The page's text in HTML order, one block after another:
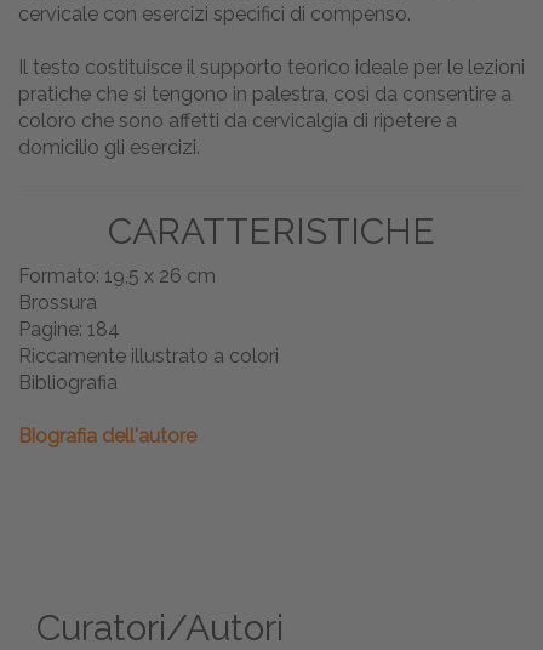
cervicale con esercizi specifici di compenso.
Il testo costituisce il supporto teorico ideale per le lezioni
pratiche che si tengono in palestra, così da consentire a
coloro che sono affetti da cervicalgia di ripetere a
domicilio gli esercizi.
CARATTERISTICHE
Formato: 19,5 x 26 cm
Brossura
Pagine: 184
Riccamente illustrato a colori
Bibliografia
Biografia dell'autore
Curatori/Autori